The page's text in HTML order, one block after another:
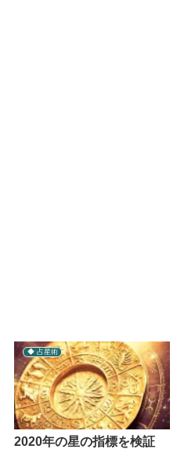
◆ 占星術
2020年の星の指標を検証